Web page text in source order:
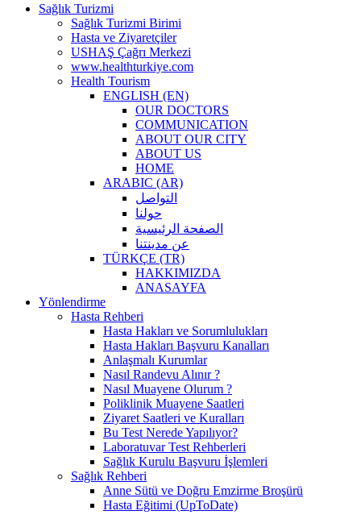
Sağlık Turizmi
Sağlık Turizmi Birimi
Hasta ve Ziyaretçiler
USHAŞ Çağrı Merkezi
www.healthturkiye.com
Health Tourism
ENGLISH (EN)
OUR DOCTORS
COMMUNICATION
ABOUT OUR CITY
ABOUT US
HOME
ARABIC (AR)
التواصل
حولنا
الصفحة الرئيسية
عن مدينتنا
TÜRKÇE (TR)
HAKKIMIZDA
ANASAYFA
Yönlendirme
Hasta Rehberi
Hasta Hakları ve Sorumlulukları
Hasta Hakları Başvuru Kanalları
Anlaşmalı Kurumlar
Nasıl Randevu Alınır ?
Nasıl Muayene Olurum ?
Poliklinik Muayene Saatleri
Ziyaret Saatleri ve Kuralları
Bu Test Nerede Yapılıyor?
Laboratuvar Test Rehberleri
Sağlık Kurulu Başvuru İşlemleri
Sağlık Rehberi
Anne Sütü ve Doğru Emzirme Broşürü
Hasta Eğitimi (UpToDate)